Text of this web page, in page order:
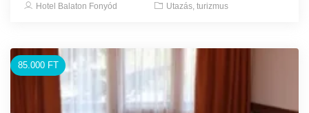
Hotel Balaton Fonyód
Utazás, turizmus
85.000 FT